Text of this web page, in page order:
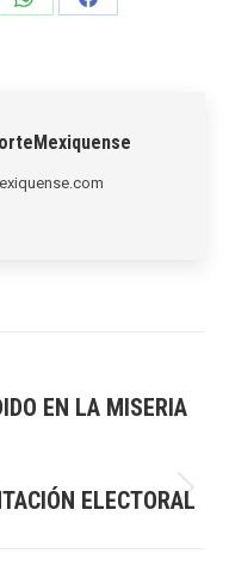
Share
Share
EN LA MISERIA
ELECTORAL